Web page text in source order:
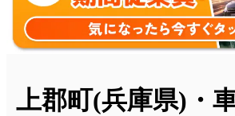
上郡町(兵庫県)・